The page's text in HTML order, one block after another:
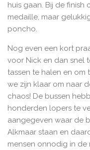
huis gaan. Bij de
medaille, maar
poncho.
Nog even een kort
voor Nick en dan snel
tassen te halen en om
we zijn klaar om naar
chaos! De bussen
honderden lopers te
aangegeven waar de
Alkmaar staan en
mensen onnodig in de